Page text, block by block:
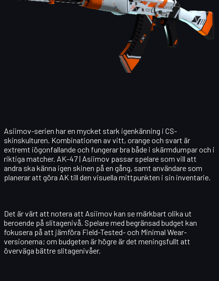
Asiimov-serien har en mycket stark igenkänning i CS-
skinskulturen. Kombinationen av vitt, orange och svart är
extremt iögonfallande och fungerar bra både i skärmdumpar och i
riktiga matcher. AK-47 | Asiimov passar spelare som vill att
andra ska känna igen skinen på en gång, samt användare som
planerar att göra AK till den visuella mittpunkten i sin inventarie.
Det är värt att notera att Asiimov kan se märkbart olika ut
beroende på slitagenivå. Spelare med begränsad budget kan
fokusera på att jämföra Field-Tested- och Minimal Wear-
versionerna; om budgeten är högre är det meningsfullt att
överväga bättre slitagenivåer.